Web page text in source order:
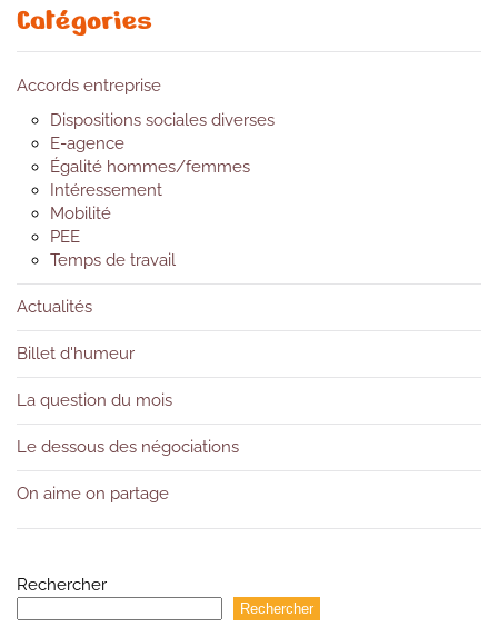
Catégories
Accords entreprise
Dispositions sociales diverses
E-agence
Égalité hommes/femmes
Intéressement
Mobilité
PEE
Temps de travail
Actualités
Billet d'humeur
La question du mois
Le dessous des négociations
On aime on partage
Rechercher
Rechercher